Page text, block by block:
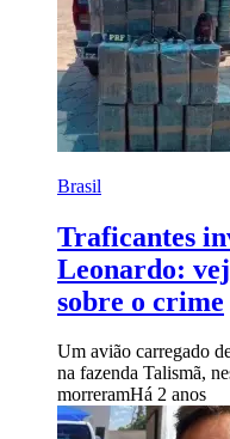
Brasil
Traficantes
Leonardo:
sobre o crime
Um avião carregado
na fazenda Talismã,
morreramHá 2 anos